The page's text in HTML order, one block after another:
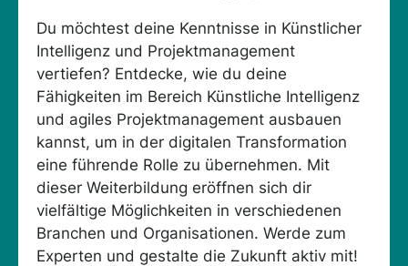
Du möchtest deine Kenntnisse in Künstlicher
Intelligenz und Projektmanagement
vertiefen? Entdecke, wie du deine
Fähigkeiten im Bereich Künstliche Intelligenz
und agiles Projektmanagement ausbauen
kannst, um in der digitalen Transformation
eine führende Rolle zu übernehmen. Mit
dieser Weiterbildung eröffnen sich dir
vielfältige Möglichkeiten in verschiedenen
Branchen und Organisationen. Werde zum
Experten und gestalte die Zukunft aktiv mit!